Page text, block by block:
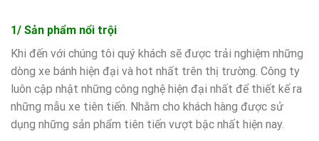
1/ Sản phẩm nổi trội
Khi đến với chúng tôi quý khách sẽ được trải nghiệm những
dòng xe bánh hiện đại và hot nhất trên thị trường. Công ty
luôn cập nhật những công nghệ hiện đại nhất để thiết kế ra
những mẫu xe tiên tiến. Nhằm cho khách hàng được sử
dụng những sản phẩm tiên tiến vượt bậc nhất hiện nay.